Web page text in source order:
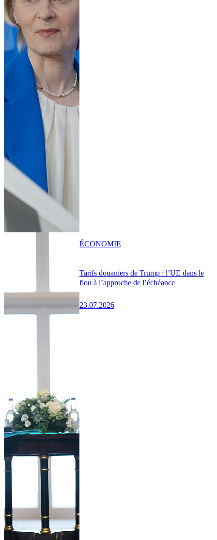
Tarifs douaniers de Trump : l’UE dans le
flou à l’approche de l’échéance
23.07.2026
ÉCONOMIE